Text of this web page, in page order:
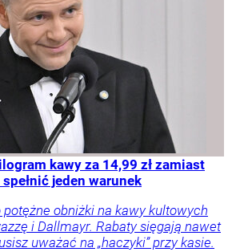
kawy za 14,99 zł zamiast
jeden warunek
potężne obniżki na kawy kultowych
i Dallmayr. Rabaty sięgają nawet
uważać na „haczyki” przy kasie.